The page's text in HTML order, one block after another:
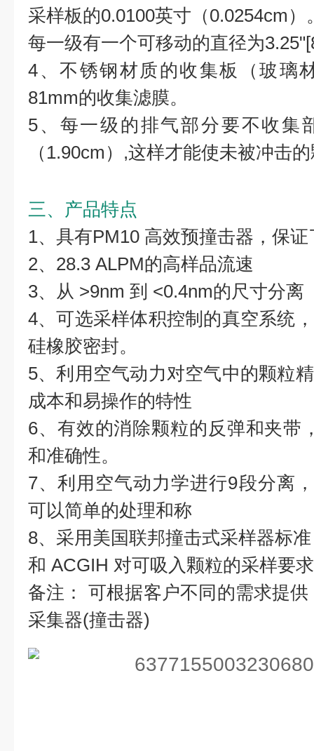
采样板的0.0100英寸（0.0254cm）
每一级有一个可移动的直径为
4、不锈钢材质的收集板（玻璃
81mm的收集滤膜。
5、每一级的排气部分要不收集
（1.90cm）,这样才能使未被冲击
三、产品特点
1、具有PM10 高效预撞击器，保
2、28.3 ALPM的高样品流速
3、从 >9nm 到 <0.4nm的尺寸分离
4、可选采样体积控制的真空系统
硅橡胶密封。
5、利用空气动力对空气中的颗粒
成本和易操作的特性
6、有效的消除颗粒的反弹和夹带
和准确性。
7、利用空气动力学进行9段分离
可以简单的处理和称
8、采用美国联邦撞击式采样器标
和 ACGIH 对可吸入颗粒的采样要
备注： 可根据客户不同的需求提
采集器(撞击器)